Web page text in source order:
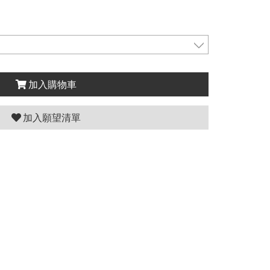
加入購物車
加入願望清單